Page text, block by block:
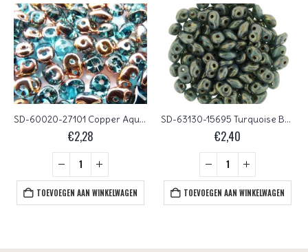
SD-60020-27101 Copper Aqua Matubo SuperDuo 10 gram
€2,28
TOEVOEGEN AAN WINKELWAGEN
SD-63130-15695 Turquoise Bronze Picasso Matubo SuperDuo 10 gram
€2,40
TOEVOEGEN AAN WINKELWAGEN